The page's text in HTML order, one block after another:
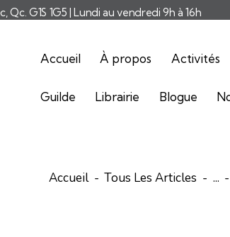
Qc. G1S 1G5 | Lundi au vendredi 9h à 16h
Accueil À propos Activités
Guilde Librairie Blogue
Accueil Tous Les Articles ...